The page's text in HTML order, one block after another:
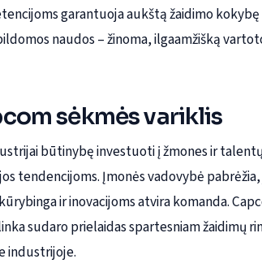
garantuoja aukštą žaidimo
naudos – žinoma, ilgaamžišką
sėkmės variklis
būtinybę investuoti į žmones ir
tendencijoms. Įmonės vadovybė
ir inovacijoms atvira komanda.
sudaro prielaidas spartesniam žaidimų
industrijoje.